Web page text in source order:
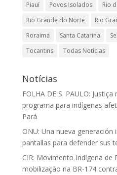
Piauí
Povos Isolados
Rio
Rio Grande do Norte
Rio
Roraima
Santa Catarina
Tocantins
Todas Notícias
Notícias
FOLHA DE S. PAULO:
programa para indígenas
Pará
ONU: Una nueva generación
pantallas para defender sus
CIR: Movimento Indígena de
mobilização na BR-174